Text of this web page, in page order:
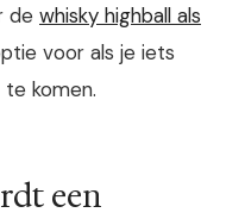
de whisky highball als
voor als je iets
komen.
een